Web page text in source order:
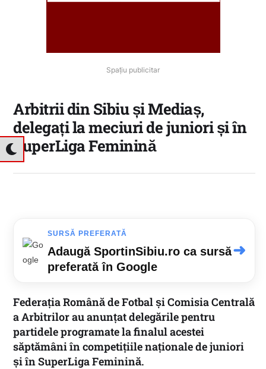
Spațiu publicitar
Arbitrii din Sibiu și Mediaș,
delegați la meciuri de juniori și în
SuperLiga Feminină
SURSĂ PREFERATĂ
Adaugă SportinSibiu.ro ca sursă
preferată în Google
➜
Federația Română de FotbalșiComisia Centrală
a Arbitrilorau anunțat delegările pentru
partidele programate la finalul acestei
săptămâni în competițiile naționale de juniori
și în SuperLiga Feminină.